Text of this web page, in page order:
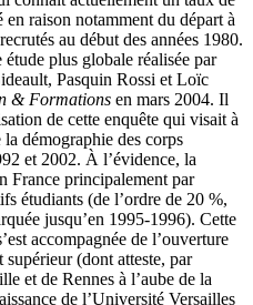
raison notamment du départ à
au début des années 1980.
plus globale réalisée par
Pasquin Rossi et Loïc
& Formations en mars 2004. Il
de cette enquête qui visait à
démographie des corps
et 2002. À l’évidence, la
France principalement par
étudiants (de l’ordre de 20 %,
jusqu’en 1995-1996). Cette
accompagnée de l’ouverture
supérieur (dont atteste, par
et de Rennes à l’aube de la
de l’Université Versailles